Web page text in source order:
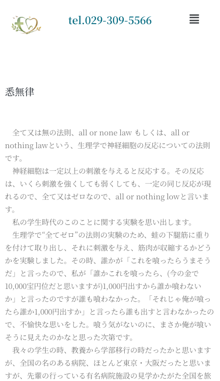
tel.029-309-5566
悉無律
全て又は無の法則、all or none law もしくは、all or
nothing lawという、生理学で神経細胞の反応についての法則
です。
神経細胞は一定以上の刺激を与えると反応する。その反応
は、いくら刺激を強くしても弱くしても、一定の同じ反応が現
れるので、全て又はゼロなので、all or nothing lowと言いま
す。
私の学生時代のこのことに関する実験を思い出します。
生理学で“全てゼロ”の法則の実験のため、蛙の下腿筋に重り
を付けて取り出し、それに刺激を与え、筋肉が収縮するかどう
かを実験しました。その時、誰かが「これを喰ったらうまそう
だ」と言ったので、私が「誰かこれを喰ったら、(今の金で
10,000宝円位だと思いますが)1,000円出すから誰か喰わない
か」と言ったのですが誰も喰わなかった。「それじゃ俺が喰っ
たら誰か1,000円出すか」と言ったら誰も出すと言わなかったの
で、不愉快な思いをした。喰う気がないのに、まさか俺が喰い
そうに見えたのかなと思った次第です。
我々の学生の時、教養から学部移行の時だったかと思います
が、全国の名のある病院、ほとんど東京・大阪だったと思いま
すが、先輩の行っている有名病院施設の見学かたがた全国を旅